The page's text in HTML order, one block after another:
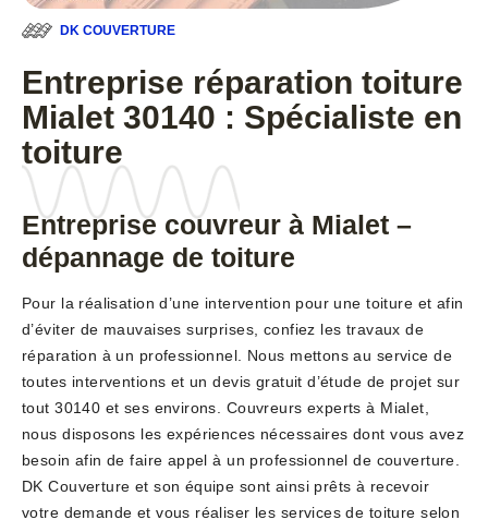
DK COUVERTURE
Entreprise réparation toiture
Mialet 30140 : Spécialiste en
toiture
Entreprise couvreur à Mialet –
dépannage de toiture
Pour la réalisation d’une intervention pour une toiture et afin
d’éviter de mauvaises surprises, confiez les travaux de
réparation à un professionnel. Nous mettons au service de
toutes interventions et un devis gratuit d’étude de projet sur
tout 30140 et ses environs. Couvreurs experts à Mialet,
nous disposons les expériences nécessaires dont vous avez
besoin afin de faire appel à un professionnel de couverture.
DK Couverture et son équipe sont ainsi prêts à recevoir
votre demande et vous réaliser les services de toiture selon